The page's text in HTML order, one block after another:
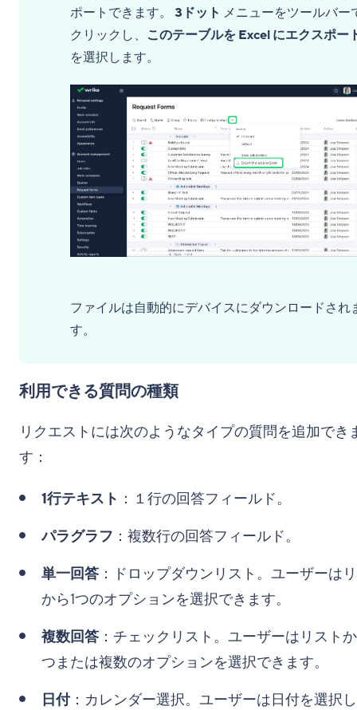
ポートできます。 3ドット メニューをツールバー
クリックし、 このテーブルを Excel にエクスポー
を選択します。
ファイルは自動的にデバイスにダウンロードされ
す。
利用できる質問の種類
リクエストには次のようなタイプの質問を追加でき
す：
1行テキスト ：１行の回答フィールド。
パラグラフ ：複数行の回答フィールド。
単一回答 ：ドロップダウンリスト。ユーザーは
から1つのオプションを選択できます。
複数回答 ：チェックリスト。ユーザーはリスト
つまたは複数のオプションを選択できます。
日付：カレンダー選択。ユーザーは日付を選択